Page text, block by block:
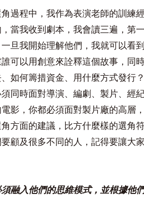
過程中，我作為表演老師的訓練
當我收到劇本，我會讀三遍，第
旦我開始理解他們，我就可以看
可以用創意來詮釋這個故事，同
如何籌措資金、用什麼方式發行
同時面對導演、編劇、製片、經
影，你都必須面對製片廠的高層
方面的建議，比方什麼樣的選角
顧及很多不同的人，記得要讓大
融入他們的思維模式，並根據他